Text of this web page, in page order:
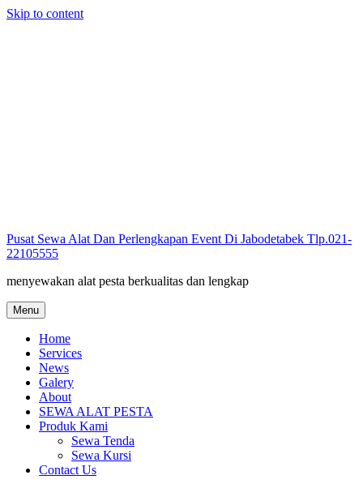
Skip to content
Pusat Sewa Alat Dan Perlengkapan Event Di Jabodetabek Tlp.021-
22105555
menyewakan alat pesta berkualitas dan lengkap
Menu
Home
Services
News
Galery
About
SEWA ALAT PESTA
Produk Kami
Sewa Tenda
Sewa Kursi
Contact Us